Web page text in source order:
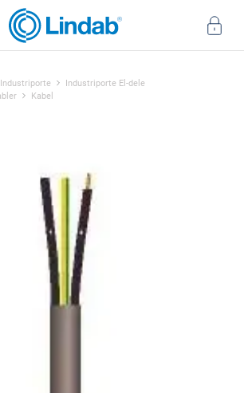
Industriporte
Industriporte El-dele
Kabel